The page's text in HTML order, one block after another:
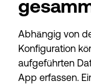
Abhängig von
Konfiguration
aufgeführten
App erfassen.